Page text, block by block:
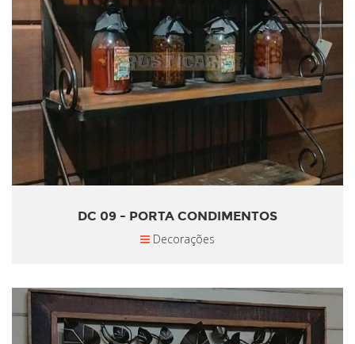
DC 09 - PORTA CONDIMENTOS
Decorações